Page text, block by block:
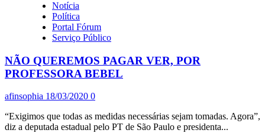
SOBRE
CORONAVÍRUS:
“DEPOIS
QUE
O
POVO
A
GENTE
DISCUTE
COMO
A
Notícia
Política
Portal Fórum
Serviço Público
NÃO QUEREMOS PAGAR VER, POR
PROFESSORA BEBEL
afinsophia 18/03/2020 0
“Exigimos que todas as medidas necessárias sejam tomadas. Agora”,
diz a deputada estadual pelo PT de São Paulo e presidenta...